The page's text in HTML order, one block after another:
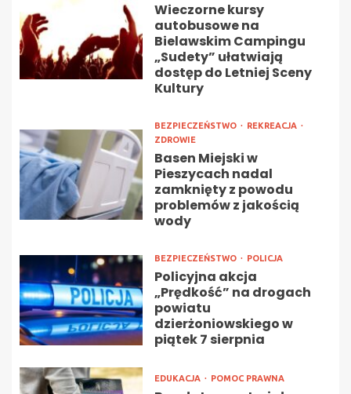
Wieczorne kursy
autobusowe na
Bielawskim Campingu
„Sudety” ułatwiają
dostęp do Letniej Sceny
Kultury
BEZPIECZEŃSTWO
REKREACJA
ZDROWIE
Basen Miejski w
Pieszycach nadal
zamknięty z powodu
problemów z jakością
wody
BEZPIECZEŃSTWO POLICJA
Policyjna akcja
„Prędkość” na drogach
powiatu
dzierżoniowskiego w
piątek 7 sierpnia
EDUKACJA POMOC PRAWNA